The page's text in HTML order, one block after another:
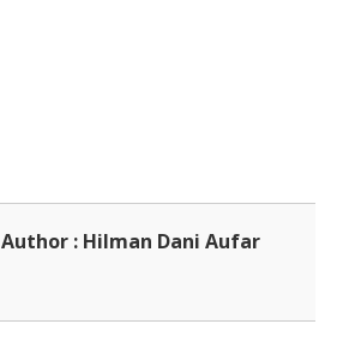
Author : Hilman Dani Aufar